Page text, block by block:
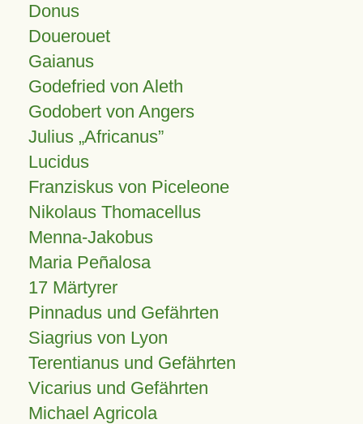
Donus
Douerouet
Gaianus
Godefried von Aleth
Godobert von Angers
Julius Africanus
Lucidus
Franziskus von Piceleone
Nikolaus Thomacellus
Menna-Jakobus
Maria Peñalosa
17 Märtyrer
Pinnadus und Gefährten
Siagrius von Lyon
Terentianus und Gefährten
Vicarius und Gefährten
Michael Agricola